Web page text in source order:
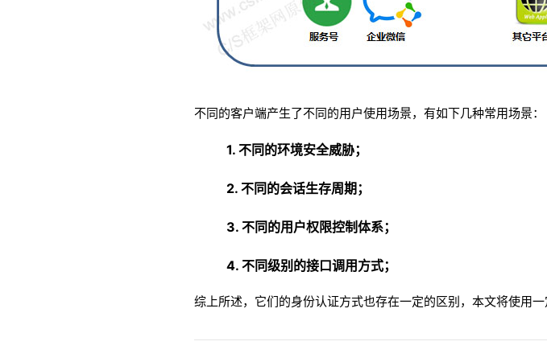
不同的客户端产生了不同的用户使用场景，有如下几种常用场景：
1. 不同的环境安全威胁；
2. 不同的会话生存周期；
3. 不同的用户权限控制体系；
4. 不同级别的接口调用方式；
综上所述，它们的身份认证方式也存在一定的区别，本文将使用